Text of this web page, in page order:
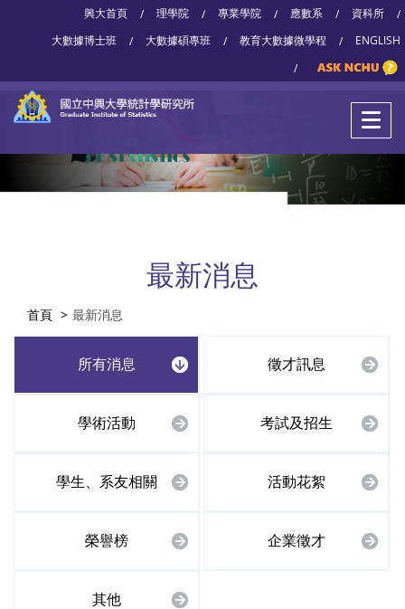
興大首頁 / 理學院 / 專業學院 / 應數系 / 資科所
/
大數據博士班
/ 大數據碩專班 / 教育大數據微學程 /
ENGLISH
/
最新消息
首頁 最新消息
所有消息 徵才訊息
學術活動 考試及招生
學生、系友相關 活動花絮
榮譽榜 企業徵才
其他